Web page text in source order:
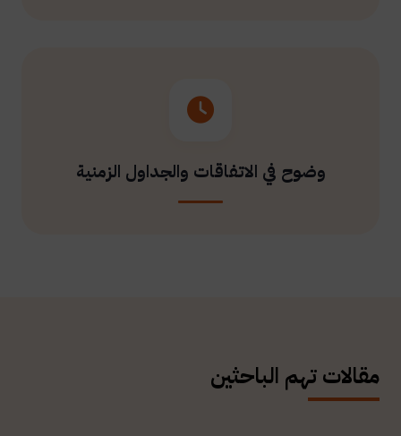
وضوح في الاتفاقات والجداول الزمنية
مقالات تهم الباحثين